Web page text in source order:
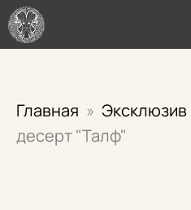
Главная Эксклюзив
десерт "Талф"